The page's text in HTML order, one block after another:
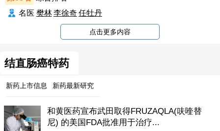
名医 樊林 李徐奇任牡丹
点击更多内容
结直肠癌特药
新药上市信息 新药最新研究
和黄医药宣布武田取得FRUZAQLA(呋喹替
尼) 的美国FDA批准用于治疗...